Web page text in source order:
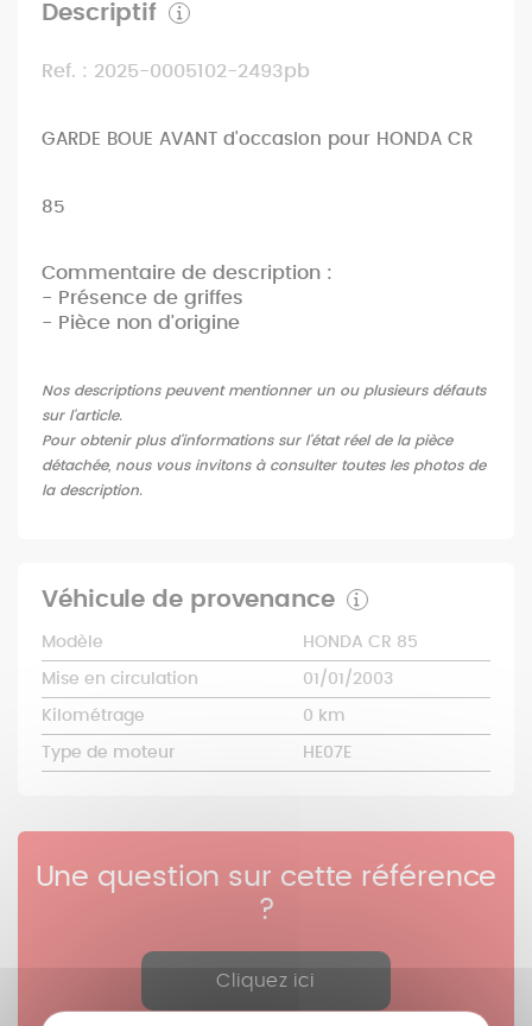
Descriptif
Ref. : 2025-0005102-2493pb
GARDE BOUE AVANT d'occasion pour HONDA CR
85
Commentaire de description :
- Présence de griffes
- Pièce non d'origine
Nos descriptions peuvent mentionner un ou plusieurs défauts
sur l'article.
Pour obtenir plus d'informations sur l'état réel de la pièce
détachée, nous vous invitons à consulter toutes les photos de
la description.
Véhicule de provenance
Modèle HONDA CR 85
Mise en circulation 01/01/2003
Kilométrage 0 km
Type de moteur HE07E
Une question sur cette référence
?
Cliquez ici